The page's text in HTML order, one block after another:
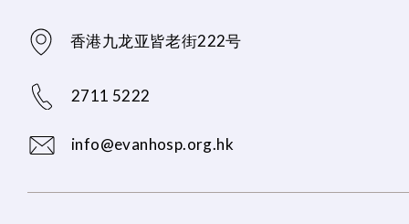
香港九龙亚皆老街222号
2711 5222
info@evanhosp.org.hk